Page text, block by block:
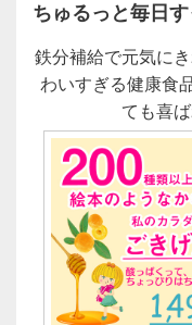
ちゅるっと毎日
鉄分補給で元気に
わいすぎる健康食
ても喜